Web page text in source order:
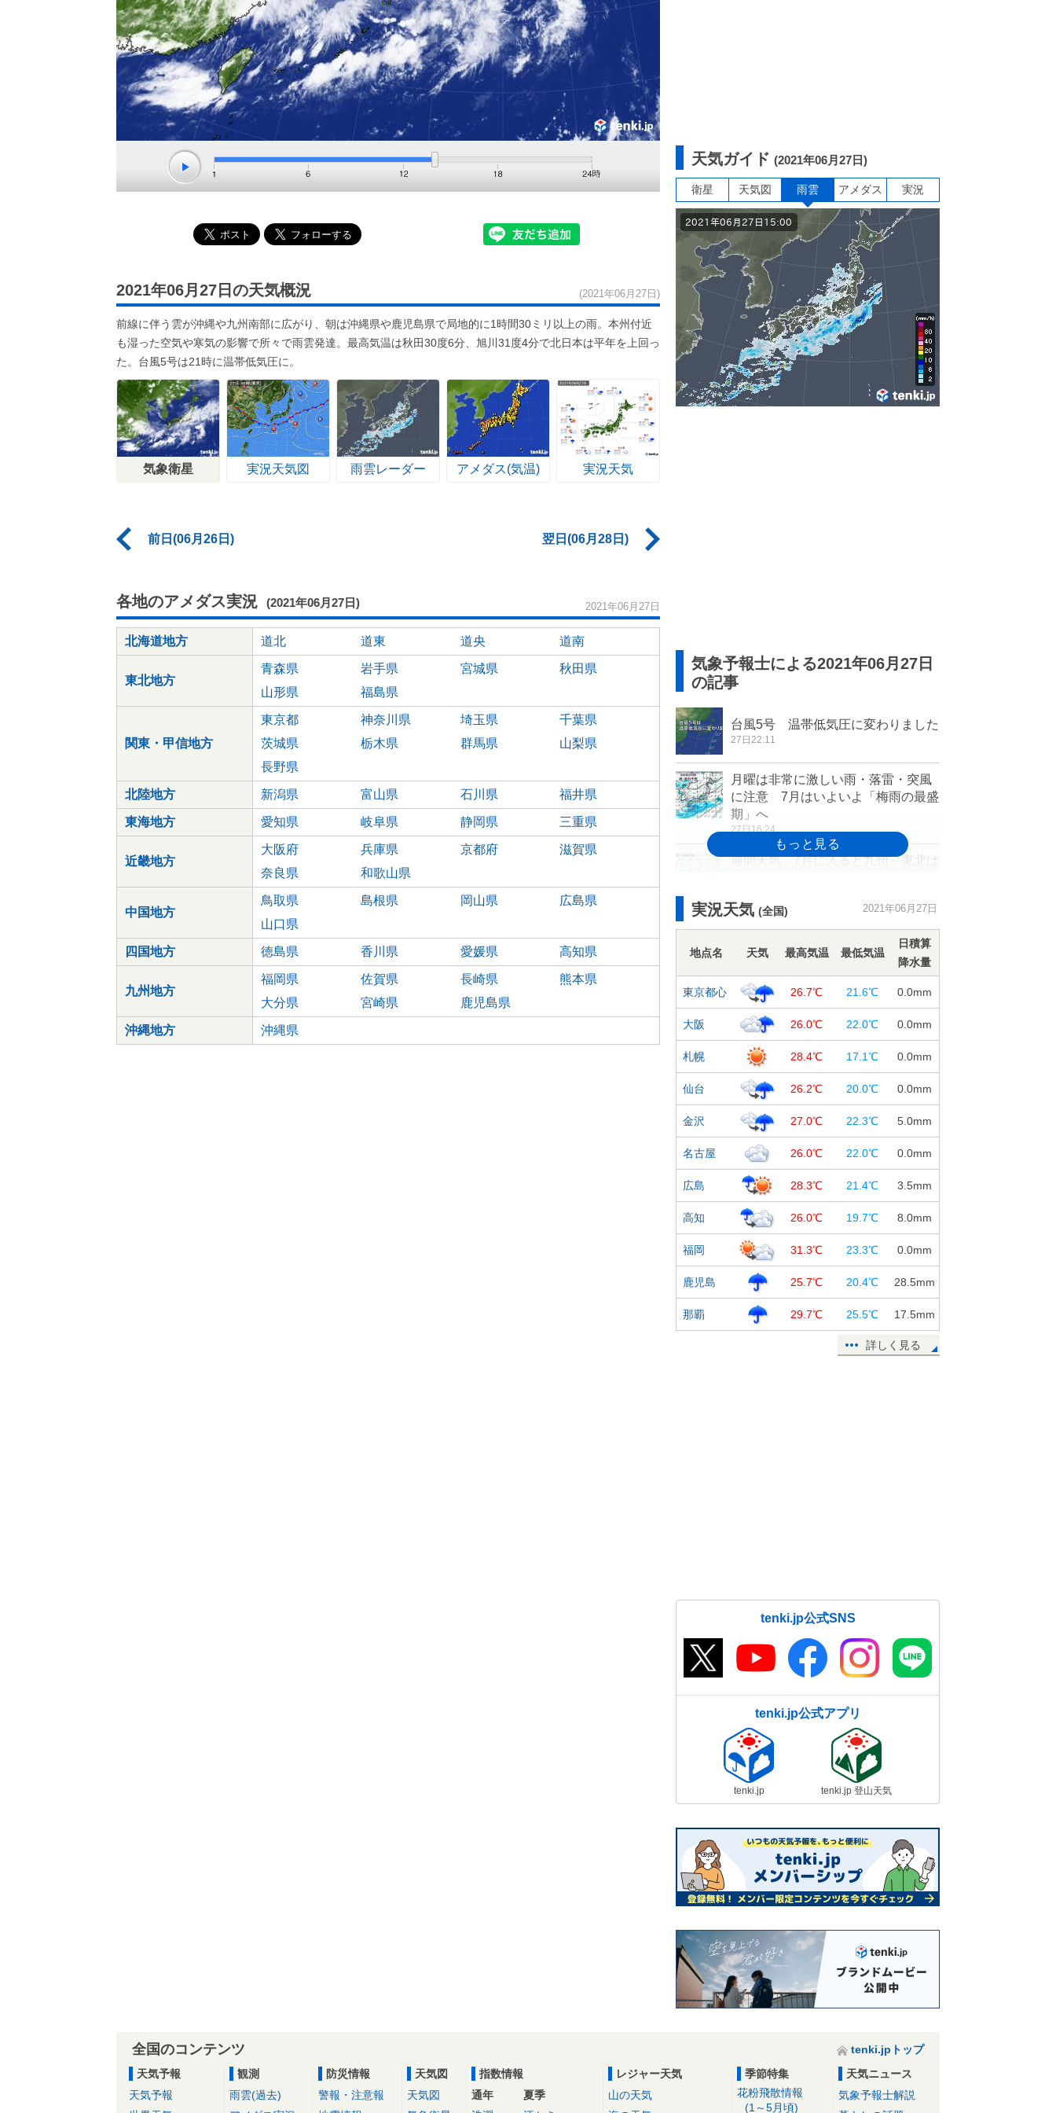
2021年06月27日の天気概況 (2021年06月27日)
前線に伴う雲が沖縄や九州南部に広がり、朝は沖縄県や鹿児島県で局地的に1時間30ミリ以上の雨。本州付近
も湿った空気や寒気の影響で所々で雨雲発達。最高気温は秋田30度6分、旭川31度4分で北日本は平年を上回っ
た。台風5号は21時に温帯低気圧に。
気象衛星 実況天気図 雨雲レーダー アメダス(気温) 実況天気
前日(06月26日) 翌日(06月28日)
各地のアメダス実況 (2021年06月27日) 2021年06月27日
北海道地方 道北 道東 道央 道南
東北地方
青森県 岩手県 宮城県
秋田県
山形県
福島県
関東・甲信地方
東京都 神奈川県 埼玉県
千葉県
茨城県
栃木県 群馬県
山梨県
長野県
北陸地方 新潟県 富山県 石川県 福井県
東海地方 愛知県 岐阜県 静岡県 三重県
近畿地方
大阪府 兵庫県 京都府
滋賀県
奈良県
和歌山県
中国地方
鳥取県 島根県 岡山県
広島県
山口県
四国地方 徳島県 香川県 愛媛県 高知県
九州地方
福岡県 佐賀県 長崎県
熊本県
大分県
宮崎県 鹿児島県
沖縄地方 沖縄県
天気ガイド (2021年06月27日)
衛星 天気図 雨雲 アメダス 実況
気象予報士による2021年06月27日
の記事
台風5号 温帯低気圧に変わりました
27日22:11
月曜は非常に激しい雨・落雷・突風
に注意 7月はいよいよ「梅雨の最盛
期」へ
27日16:24
週間天気 7月に入ると九州～東北は
27日15:50
27日(日) 関東の天気 午後は広く
雨 大きめの傘を 暑さ和らぐ
27日08:34
東北～九州は梅雨本番「滝のような
雨」も 遅れている沖縄の梅雨明け
は? 2週間天気
27日07:29
27日日曜の天気 台風が離れても雨
雲や雷雲が発達 北海道で真夏日
東京は5月並み
27日06:27
台風5号が北上中 小笠原諸島は高波
に注意 本州などへの影響は?
27日05:44
実況天気 (全国) 2021年06月27日
地点名 天気 最高気温 最低気温
日積算
降水量
東京都心 26.7℃ 21.6℃ 0.0mm
大阪 26.0℃ 22.0℃ 0.0mm
札幌 28.4℃ 17.1℃ 0.0mm
仙台 26.2℃ 20.0℃ 0.0mm
金沢 27.0℃ 22.3℃ 5.0mm
名古屋 26.0℃ 22.0℃ 0.0mm
広島 28.3℃ 21.4℃ 3.5mm
高知 26.0℃ 19.7℃ 8.0mm
福岡 31.3℃ 23.3℃ 0.0mm
鹿児島 25.7℃ 20.4℃ 28.5mm
那覇 29.7℃ 25.5℃ 17.5mm
詳しく見る
tenki.jp公式SNS
tenki.jp公式アプリ
tenki.jp tenki.jp 登山天気
全国のコンテンツ
tenki.jpトップ
天気予報
天気予報
観測
雨雲(過去)
防災情報
警報・注意報
天気図
天気図
指数情報
通年
夏季
レジャー天気
山の天気
季節特集
花粉飛散情報
(1～5月頃)
天気ニュース
気象予報士解説